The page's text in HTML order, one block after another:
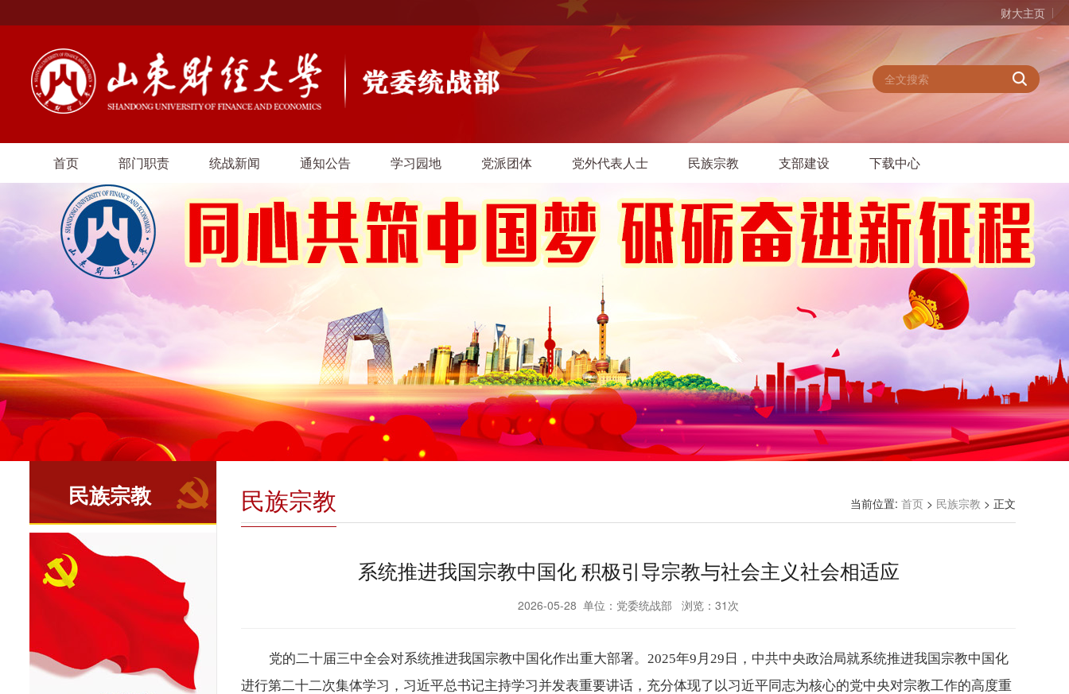
财大主页
首页 部门职责 统战新闻 通知公告 学习园地 党派团体 党外代表人士 民族宗教 支部建设 下载中心
民族宗教 民族宗教 当前位置: 首页 > 民族宗教 > 正文
系统推进我国宗教中国化 积极引导宗教与社会主义社会相适应
2026-05-28 单位：党委统战部 浏览： 31 次
党的二十届三中全会对系统推进我国宗教中国化作出重大部署。 2025年9月29日，中共中央政治局就系统推进我国宗教中国化
进行第二十二次集体学习，习近平总书记主持学习并发表重要讲话，充分体现了以习近平同志为核心的党中央对宗教工作的高度重